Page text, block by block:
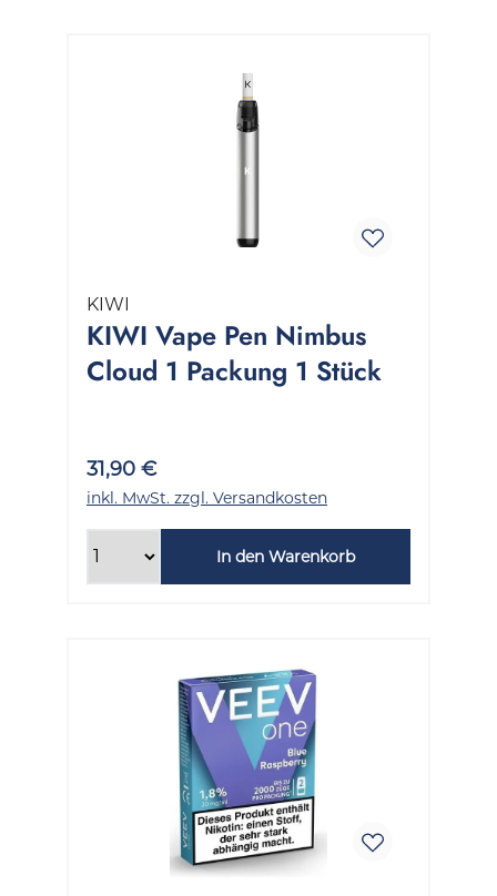
KIWI
KIWI Vape Pen Nimbus
Cloud 1 Packung 1 Stück
31,90 €
inkl. MwSt. zzgl. Versandkosten
In den Warenkorb